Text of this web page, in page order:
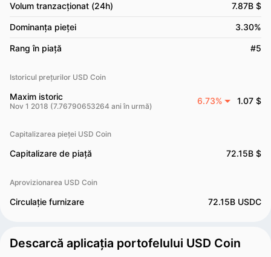
Volum tranzacționat (24h) 7.87B $
Dominanța pieței 3.30%
Rang în piață #5
Istoricul prețurilor USD Coin
Maxim istoric
Nov 1 2018 (7.76790653264 ani în urmă)
6.73% 1.07 $
Capitalizarea pieței USD Coin
Capitalizare de piață 72.15B $
Aprovizionarea USD Coin
Circulație furnizare 72.15B USDC
Descarcă aplicația portofelului USD Coin